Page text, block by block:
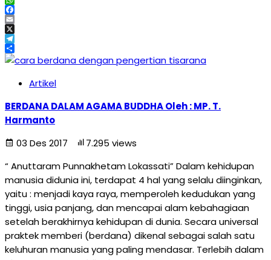
WhatsApp
Facebook
Email
X
Telegram
Share
Artikel
BERDANA DALAM AGAMA BUDDHA Oleh : MP. T.
Harmanto
03 Des 2017
7.295 views
“ Anuttaram Punnakhetam Lokassati” Dalam kehidupan
manusia didunia ini, terdapat 4 hal yang selalu diinginkan,
yaitu : menjadi kaya raya, memperoleh kedudukan yang
tinggi, usia panjang, dan mencapai alam kebahagiaan
setelah berakhirnya kehidupan di dunia. Secara universal
praktek memberi (berdana) dikenal sebagai salah satu
keluhuran manusia yang paling mendasar. Terlebih dalam